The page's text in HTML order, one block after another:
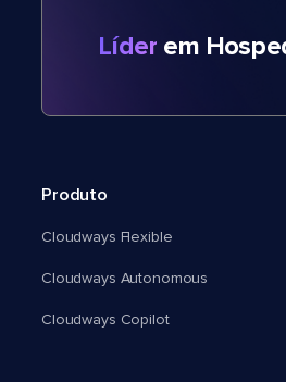
Líder em
Produto
Cloudways Flexible
Cloudways Autonomous
Cloudways Copilot